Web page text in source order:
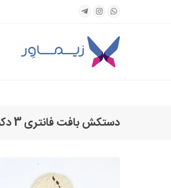
دستکش بافت فانتری 3 دکمه